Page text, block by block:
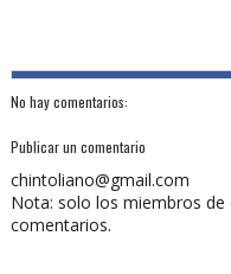
No hay comentarios:
Publicar un comentario
chintoliano@gmail.com
Nota: solo los miembros de
comentarios.